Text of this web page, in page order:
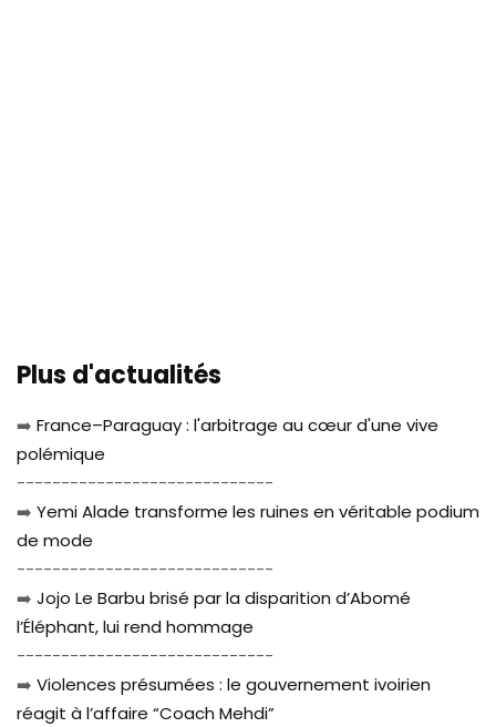
Plus d'actualités
➡️ France–Paraguay : l'arbitrage au cœur d'une vive
polémique
-----------------------------
➡️ Yemi Alade transforme les ruines en véritable podium
de mode
-----------------------------
➡️ Jojo Le Barbu brisé par la disparition d’Abomé
l’Éléphant, lui rend hommage
-----------------------------
➡️ Violences présumées : le gouvernement ivoirien
réagit à l’affaire “Coach Mehdi”